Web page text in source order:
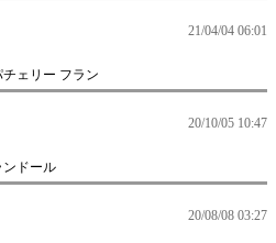
21/04/04 06:01
ェリー フラン
20/10/05 10:47
ンドール
20/08/08 03:27